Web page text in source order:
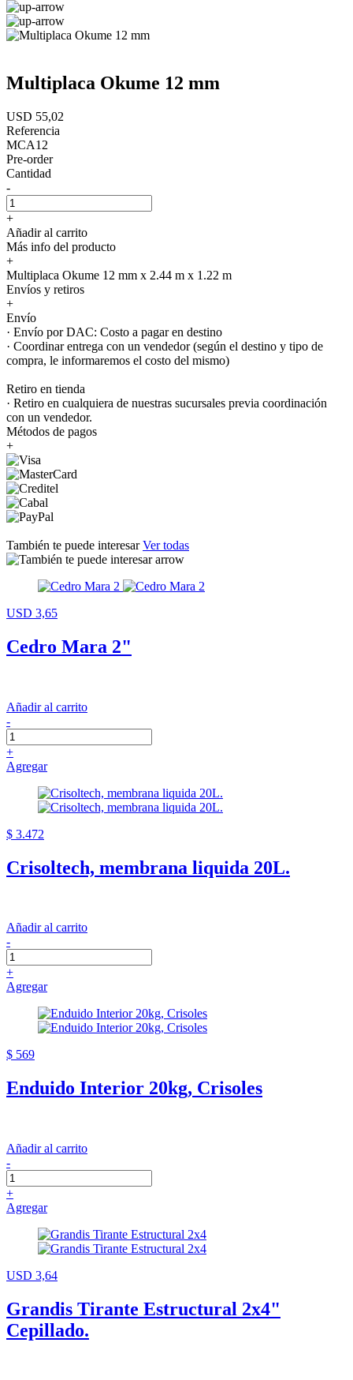
Multiplaca Okume 12 mm
USD 55,02
Referencia
MCA12
Pre-order
Cantidad
-
+
Añadir al carrito
Más info del producto
+
Multiplaca Okume 12 mm x 2.44 m x 1.22 m
Envíos y retiros
+
Envío
· Envío por DAC: Costo a pagar en destino
· Coordinar entrega con un vendedor (según el destino y tipo de
compra, le informaremos el costo del mismo)
Retiro en tienda
· Retiro en cualquiera de nuestras sucursales previa coordinación
con un vendedor.
Métodos de pagos
+
También te puede interesarVer todas
USD 3,65
Cedro Mara 2"
Añadir al carrito
-
+
Agregar
$ 3.472
Crisoltech, membrana liquida 20L.
Añadir al carrito
-
+
Agregar
$ 569
Enduido Interior 20kg, Crisoles
Añadir al carrito
-
+
Agregar
USD 3,64
Grandis Tirante Estructural 2x4"
Cepillado.